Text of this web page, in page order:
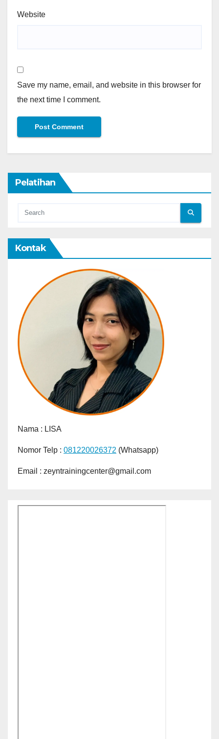
Website
Save my name, email, and website in this browser for
the next time I comment.
Pelatihan
Kontak
Nama : LISA
Nomor Telp : 081220026372 (Whatsapp)
Email : zeyntrainingcenter@gmail.com